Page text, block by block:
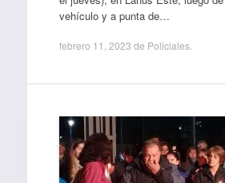
vehículo y a punta de…
febrero 11, 2023 de Policiales.